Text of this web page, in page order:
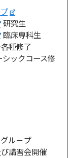
研究生
臨床専科生
種修了
ックコース修
ル－プ
講習会開催